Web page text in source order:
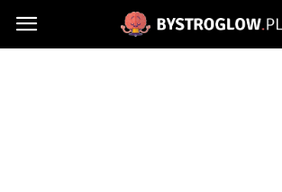
Bystroglow.pl